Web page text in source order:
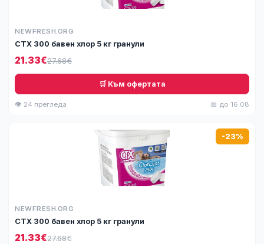
NEWFRESH.ORG
СТХ 300 бавен хлор 5 кг гранули
21.33€27.68€
🛒 Към офертата
👁 24 прегледа 📅 до 16.08
-23%
NEWFRESH.ORG
СТХ 300 бавен хлор 5 кг гранули
21.33€27.68€